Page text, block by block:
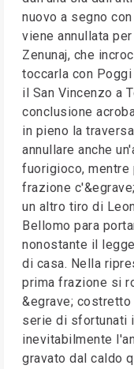
nuovo a segno
viene annullata
Zenunaj, che
toccarla con
il San Vincenzo a
conclusione
in pieno la
annullare anche
fuorigioco, mentre
frazione
un altro tiro di
Bellomo para
nonostante il
di casa. Nella
prima frazione si
&egrave; costretto
serie di sfortunati
inevitabilmente
gravato dal caldo